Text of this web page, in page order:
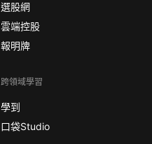
選股網
雲端控股
報明牌
跨領域學習
學到
口袋Studio